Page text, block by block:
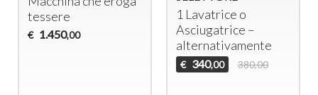
tessere
€ 1.450,00
1 Lavatrice o
Asciugatrice –
alternativamente
€ 340,00 380,00